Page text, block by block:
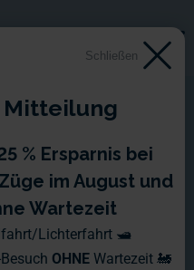
2011 -
2011
könnte denken das es
Schließen
% Ersparnis bei
im August und
Wartezeit
Lichterfahrt 🛥️
OHNE Wartezeit 🚂